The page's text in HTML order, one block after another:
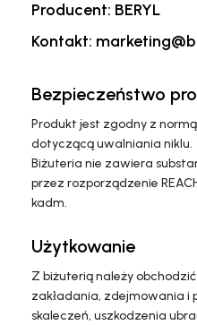
Producent: BERYL
Kontakt:
Bezpieczeństwo
Produkt jest zgodny z normą
dotyczącą uwalniania niklu.
Biżuteria nie zawiera
przez rozporządzenie
kadm.
Użytkowanie
Z biżuterią należy
zakładania, zdejmowania i
skaleczeń, uszkodzenia